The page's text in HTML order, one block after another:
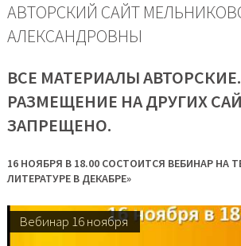
АВТОРСКИЙ САЙТ
АЛЕКСАНДРОВНЫ
ВСЕ МАТЕРИАЛЫ АВТОРСКИЕ.
РАЗМЕЩЕНИЕ НА ДРУГИХ
ЗАПРЕЩЕНО.
16 НОЯБРЯ В 18.00 СОСТОИТСЯ ВЕБИНАР НА
ЛИТЕРАТУРЕ В ДЕКАБРЕ»
Вебинар 16 ноября